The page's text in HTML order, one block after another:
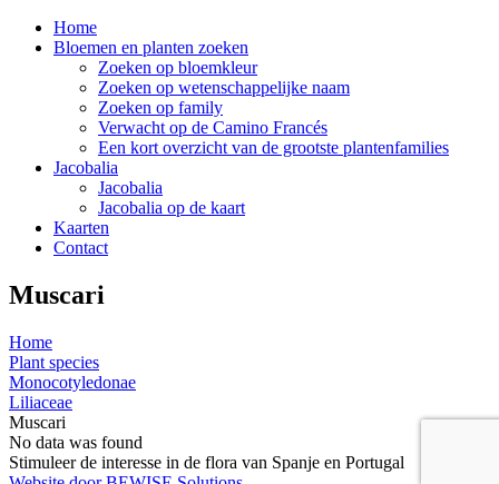
Home
Bloemen en planten zoeken
Zoeken op bloemkleur
Zoeken op wetenschappelijke naam
Zoeken op family
Verwacht op de Camino Francés
Een kort overzicht van de grootste plantenfamilies
Jacobalia
Jacobalia
Jacobalia op de kaart
Kaarten
Contact
Muscari
Home
Plant species
Monocotyledonae
Liliaceae
Muscari
No data was found
Stimuleer de interesse in de flora van Spanje en Portugal